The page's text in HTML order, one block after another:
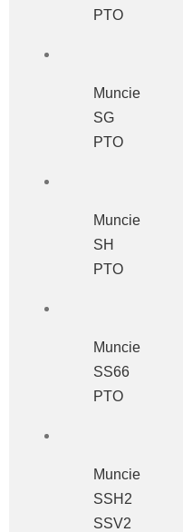
PTO
Muncie
SG
PTO
Muncie
SH
PTO
Muncie
SS66
PTO
Muncie
SSH2
SSV2